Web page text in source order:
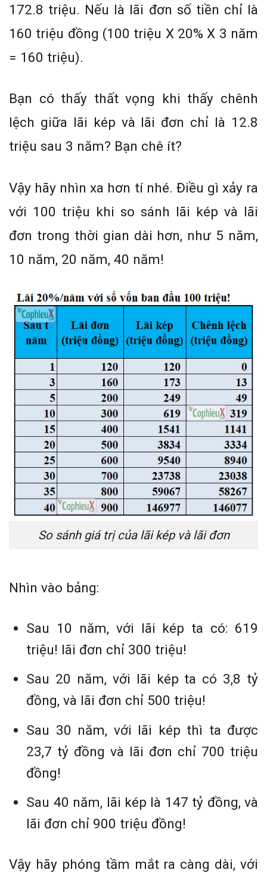
172.8 triệu. Nếu là lãi đơn số tiền chỉ là
160 triệu đồng (100 triệu X 20% X 3 năm
= 160 triệu).
Bạn có thấy thất vọng khi thấy chênh
lệch giữa lãi kép và lãi đơn chỉ là 12.8
triệu sau 3 năm? Bạn chê ít?
Vậy hãy nhìn xa hơn tí nhé. Điều gì xảy ra
với 100 triệu khi so sánh lãi kép và lãi
đơn trong thời gian dài hơn, như 5 năm,
10 năm, 20 năm, 40 năm!
So sánh giá trị của lãi kép và lãi đơn
Nhìn vào bảng:
Sau 10 năm, với lãi kép ta có: 619
triệu! lãi đơn chỉ 300 triệu!
Sau 20 năm, với lãi kép ta có 3,8 tỷ
đồng, và lãi đơn chỉ 500 triệu!
Sau 30 năm, với lãi kép thì ta được
23,7 tỷ đồng và lãi đơn chỉ 700 triệu
đồng!
Sau 40 năm, lãi kép là 147 tỷ đồng, và
lãi đơn chỉ 900 triệu đồng!
Vậy hãy phóng tầm mắt ra càng dài, với